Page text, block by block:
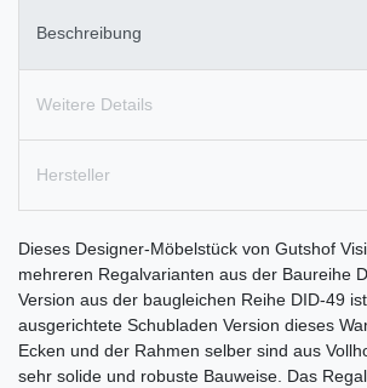
Beschreibung
Weitere Details
Hersteller
Dieses Designer-Möbelstück von Gutshof
mehreren Regalvarianten aus der Baureihe
Version aus der baugleichen Reihe DID-49
ausgerichtete Schubladen Version dieses
Ecken und der Rahmen selber sind aus
sehr solide und robuste Bauweise. Das